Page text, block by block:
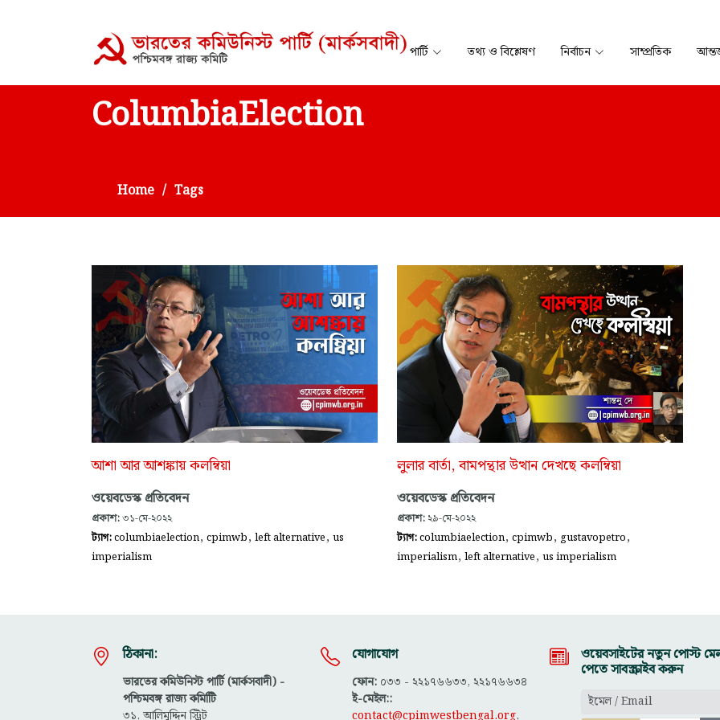
পার্টি তথ্য ও বিশ্লেষণ নির্বাচন সাম্প্রতিক
ColumbiaElection
Home Tags
আশা আর আশঙ্কায় কলম্বিয়া
ওয়েবডেস্ক প্রতিবেদন
প্রকাশ:৩১-মে-২০২২
ট্যাগ:columbiaelection, cpimwb, left alternative, us
imperialism
লুলার বার্তা, বামপন্থার উত্থান দেখছে কলম্বিয়া
ওয়েবডেস্ক প্রতিবেদন
প্রকাশ: ২৯-মে-২০২২
ট্যাগ:columbiaelection, cpimwb, gustavopetro,
imperialism, left alternative, us imperialism
ঠিকানা:
ভারতের কমিউনিস্ট পার্টি (মার্কসবাদী) -
পশ্চিমবঙ্গ রাজ্য কমিটিি
৩১, আলিমুদ্দিন স্ট্রিট
যোগাযোগ
ফোন: ০৩৩ - ২২১৭৬৬৩৩, ২২১৭৬৬৩৪
ই-মেইল::
contact@cpimwestbengal.org,
ওয়েবসাইটের নতুন পোস্ট
পেতে সাবস্ক্রাইব করুন